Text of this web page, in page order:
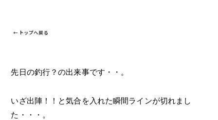
← トップへ戻る
先日の釣行？の出来事です・・。
いざ出陣！！と気合を入れた瞬間ラインが切れまし
た・・・。